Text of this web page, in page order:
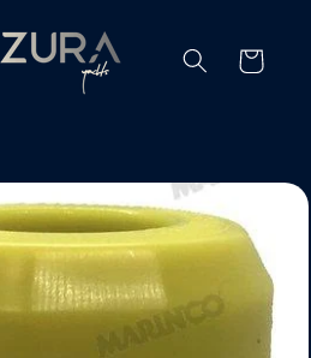
Carrito